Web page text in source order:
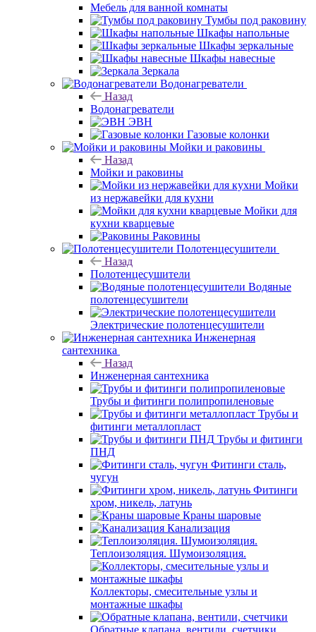
Мебель для ванной комнаты
Тумбы под раковину
Шкафы напольные
Шкафы зеркальные
Шкафы навесные
Зеркала
Водонагреватели
Назад
Водонагреватели
ЭВН
Газовые колонки
Мойки и раковины
Назад
Мойки и раковины
Мойки
из нержавейки для кухни
Мойки для
кухни кварцевые
Раковины
Полотенцесушители
Назад
Полотенцесушители
Водяные
полотенцесушители
Электрические полотенцесушители
Инженерная
сантехника
Назад
Инженерная сантехника
Трубы и фитинги полипропиленовые
Трубы и
фитинги металлопласт
Трубы и фитинги
ПНД
Фитинги сталь,
чугун
Фитинги
хром, никель, латунь
Краны шаровые
Канализация
Теплоизоляция. Шумоизоляция.
Коллекторы, смесительные узлы и
монтажные шкафы
Обратные клапана, вентили, счетчики